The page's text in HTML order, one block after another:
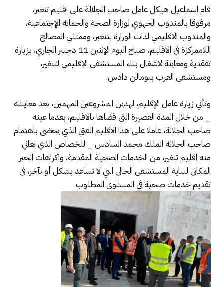
قام اسماعيل هيكل عامل صاحب الجلالة على اقليم تنغير،
مرفوقا بالمندوب الجهوي لوزارة الصحة والحماية الإجتماعية،
والمندوب الاقليمي لذات الوزارة بتنغير، وممثلي المصالح
اللاممركزة في الاقليم، صباح اليوم الإثنين 11 دجنبر الجاري، بزيارة
تفقدية ومعاينة لاشغال بناء المستشفى الاقليمي لتنغير،
ومستشفى القرب ببومالن دادس.
وتأتي زيارة عامل الإقليم، لهذين المشروعين المهمين، بعد معاينته
_ من خلال المدة القصيرة التي قضاها بالاقليم، بعدما عينه
صاحب الجلالة، عاملا على هذا الاقليم الفتي الذي يحضى باهتمام
صاحب الجلالة الملك محمد السادس _ للخصاص الذي يعاني
منه اقليم تنغير، من الخدمات الصحية المقدمة، واكراهات الحيز
المكاني لبناية المستشفى الحالي التي لا تساعد بشكل أو بآخر، في
تقديم خدمات صحية في المستوى المطلوب.